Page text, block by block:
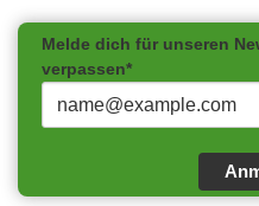
Melde dich für unseren
verpassen*